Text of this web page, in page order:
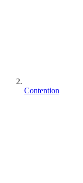
Contention